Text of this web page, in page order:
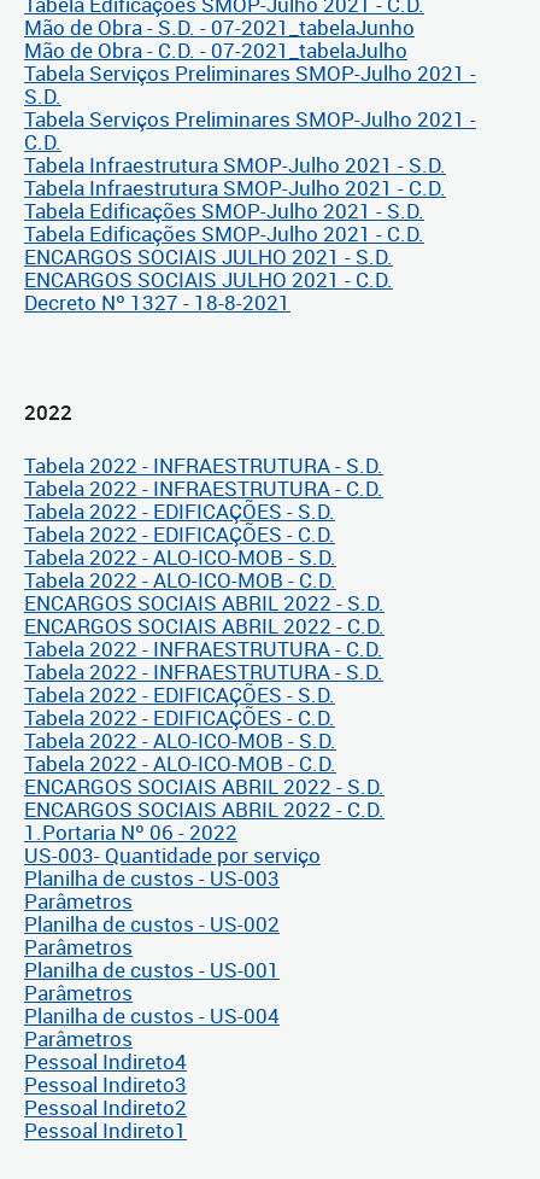
Mão de Obra - S.D. - 07-2021_tabelaJunho
Mão de Obra - C.D. - 07-2021_tabelaJulho
Tabela Serviços Preliminares SMOP-Julho 2021 -
S.D.
Tabela Serviços Preliminares SMOP-Julho 2021 -
C.D.
Tabela Infraestrutura SMOP-Julho 2021 - S.D.
Tabela Infraestrutura SMOP-Julho 2021 - C.D.
Tabela Edificações SMOP-Julho 2021 - S.D.
Tabela Edificações SMOP-Julho 2021 - C.D.
ENCARGOS SOCIAIS JULHO 2021 - S.D.
ENCARGOS SOCIAIS JULHO 2021 - C.D.
Decreto Nº 1327 - 18-8-2021
2022
Tabela 2022 - INFRAESTRUTURA - S.D.
Tabela 2022 - INFRAESTRUTURA - C.D.
Tabela 2022 - EDIFICAÇÕES - S.D.
Tabela 2022 - EDIFICAÇÕES - C.D.
Tabela 2022 - ALO-ICO-MOB - S.D.
Tabela 2022 - ALO-ICO-MOB - C.D.
ENCARGOS SOCIAIS ABRIL 2022 - S.D.
ENCARGOS SOCIAIS ABRIL 2022 - C.D.
Tabela 2022 - INFRAESTRUTURA - C.D.
Tabela 2022 - INFRAESTRUTURA - S.D.
Tabela 2022 - EDIFICAÇÕES - S.D.
Tabela 2022 - EDIFICAÇÕES - C.D.
Tabela 2022 - ALO-ICO-MOB - S.D.
Tabela 2022 - ALO-ICO-MOB - C.D.
ENCARGOS SOCIAIS ABRIL 2022 - S.D.
ENCARGOS SOCIAIS ABRIL 2022 - C.D.
1.Portaria Nº 06 - 2022
US-003- Quantidade por serviço
Planilha de custos - US-003
Parâmetros
Planilha de custos - US-002
Parâmetros
Planilha de custos - US-001
Parâmetros
Planilha de custos - US-004
Parâmetros
Pessoal Indireto4
Pessoal Indireto3
Pessoal Indireto2
Pessoal Indireto1